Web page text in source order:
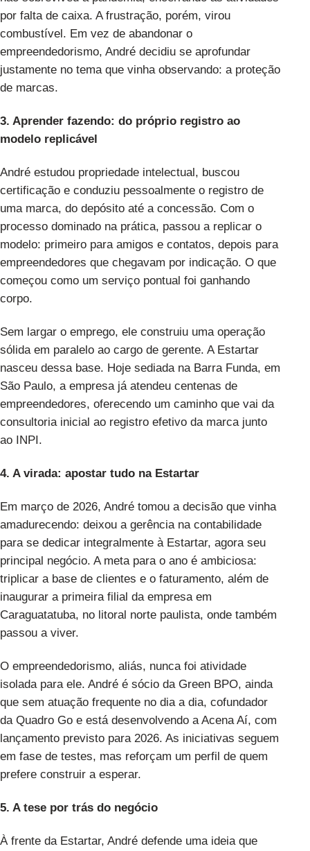
por falta de caixa. A frustração, porém, virou
combustível. Em vez de abandonar o
empreendedorismo, André decidiu se aprofundar
justamente no tema que vinha observando: a proteção
de marcas.
3. Aprender fazendo: do próprio registro ao
modelo replicável
André estudou propriedade intelectual, buscou
certificação e conduziu pessoalmente o registro de
uma marca, do depósito até a concessão. Com o
processo dominado na prática, passou a replicar o
modelo: primeiro para amigos e contatos, depois para
empreendedores que chegavam por indicação. O que
começou como um serviço pontual foi ganhando
corpo.
Sem largar o emprego, ele construiu uma operação
sólida em paralelo ao cargo de gerente. A Estartar
nasceu dessa base. Hoje sediada na Barra Funda, em
São Paulo, a empresa já atendeu centenas de
empreendedores, oferecendo um caminho que vai da
consultoria inicial ao registro efetivo da marca junto
ao INPI.
4. A virada: apostar tudo na Estartar
Em março de 2026, André tomou a decisão que vinha
amadurecendo: deixou a gerência na contabilidade
para se dedicar integralmente à Estartar, agora seu
principal negócio. A meta para o ano é ambiciosa:
triplicar a base de clientes e o faturamento, além de
inaugurar a primeira filial da empresa em
Caraguatatuba, no litoral norte paulista, onde também
passou a viver.
O empreendedorismo, aliás, nunca foi atividade
isolada para ele. André é sócio da Green BPO, ainda
que sem atuação frequente no dia a dia, cofundador
da Quadro Go e está desenvolvendo a Acena Aí, com
lançamento previsto para 2026. As iniciativas seguem
em fase de testes, mas reforçam um perfil de quem
prefere construir a esperar.
5. A tese por trás do negócio
À frente da Estartar, André defende uma ideia que